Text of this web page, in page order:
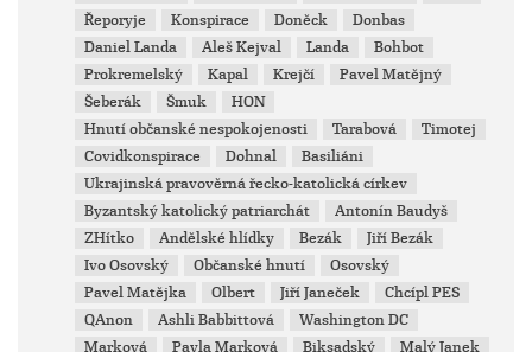
Řeporyje
Konspirace Doněck
Donbas
Daniel Landa
Aleš Kejval Landa
Bohbot
Prokremelský
Kapal Krejčí
Pavel Matějný
Šeberák
Šmuk
HON
Hnutí občanské nespokojenosti
Tarabová
Timotej
Covidkonspirace
Dohnal
Basiliáni
Ukrajinská pravověrná řecko-katolická církev
Byzantský katolický patriarchát
Antonín Baudyš
ZHítko
Andělské hlídky Bezák
Jiří Bezák
Ivo Osovský
Občanské hnutí
Osovský
Pavel Matějka
Olbert Jiří Janeček
Chcípl PES
QAnon
Ashli Babbittová
Washington DC
Marková
Pavla Marková Biksadský
Malý Janek